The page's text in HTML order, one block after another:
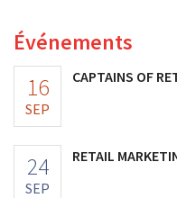
Événements
16
SEP
CAPTAINS OF
24
SEP
RETAIL